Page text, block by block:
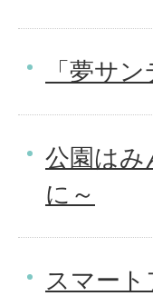
「夢サ
公園はみ
に～
スマー